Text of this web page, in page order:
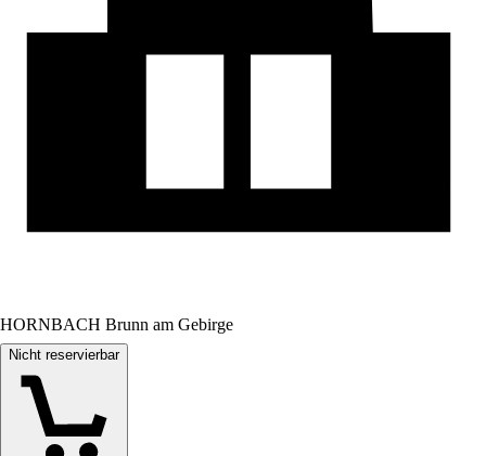
HORNBACH Brunn am Gebirge
Nicht reservierbar